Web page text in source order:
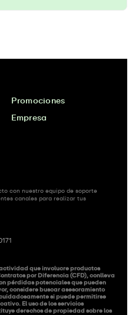
Promociones
Empresa
con nuestro equipo de soporte
canales para realizar tus
que involucre productos
por Diferencia (CFD), conlleva
pérdidas potenciales que pueden
considere buscar asesoramiento
si puede permitirse
El uso de los servicios
derechos de propiedad sobre los